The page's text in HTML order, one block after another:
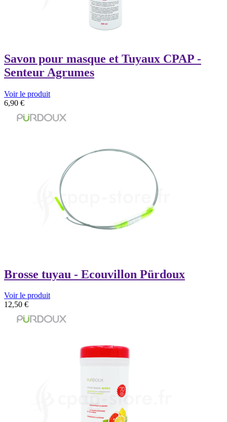
Savon pour masque et Tuyaux CPAP -
Senteur Agrumes
Voir le produit
6,90 €
Brosse tuyau - Ecouvillon Pürdoux
Voir le produit
12,50 €